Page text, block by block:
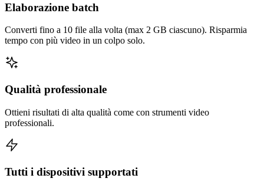
Elaborazione batch
Converti fino a 10 file alla volta (max 2 GB ciascuno). Risparmia
tempo con più video in un colpo solo.
Qualità professionale
Ottieni risultati di alta qualità come con strumenti video
professionali.
Tutti i dispositivi supportati